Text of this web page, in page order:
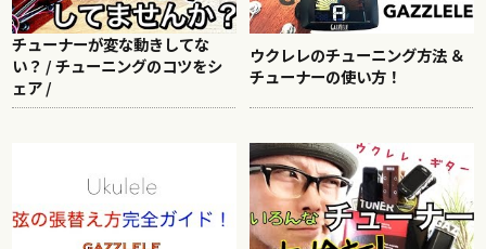
チューナーが変な動きしてな
い？ / チューニングのコツをシ
ェア /
ウクレレのチューニング方法 ＆
チューナーの使い方！